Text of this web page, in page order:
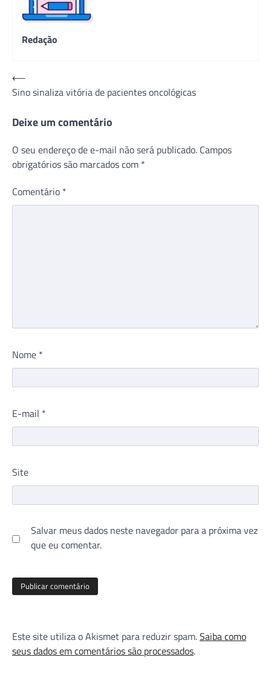
Redação
Navegação
de
Post
⟵
Sino sinaliza vitória de pacientes oncológicas
Deixe um comentário
O seu endereço de e-mail não será publicado. Campos
obrigatórios são marcados com *
Comentário *
Nome *
E-mail *
Site
Salvar meus dados neste navegador para a próxima vez
que eu comentar.
Este site utiliza o Akismet para reduzir spam.Saiba como
seus dados em comentários são processados.